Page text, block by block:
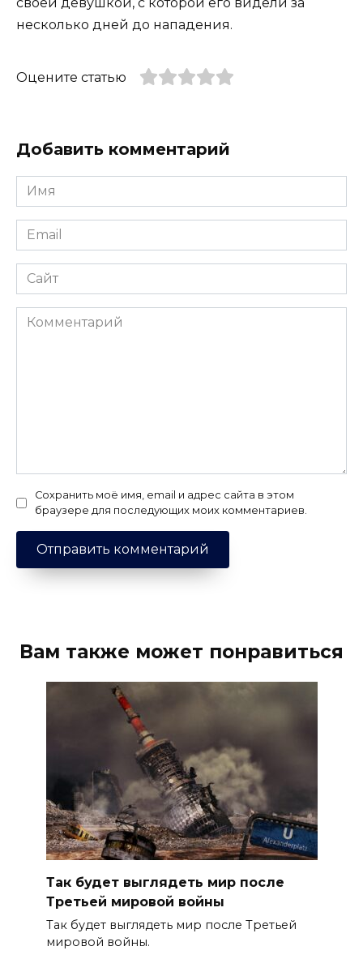
несколько дней до нападения.
Оцените статью
Добавить комментарий
Имя
*
Email
*
Сайт
Комментарий
Сохранить моё имя, email и адрес сайта в этом
браузере для последующих моих комментариев.
Вам также может понравиться
Так будет выглядеть мир после
Третьей мировой войны
Так будет выглядеть мир после Третьей
мировой войны.